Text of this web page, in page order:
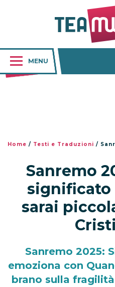
MENU
Home / Testi e Traduzioni /
Sanremo
significato
sarai
Sanremo 2025:
emoziona con
brano sulla